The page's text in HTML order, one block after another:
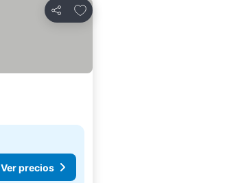
Compartir
Agregar a favoritos
Ver precios